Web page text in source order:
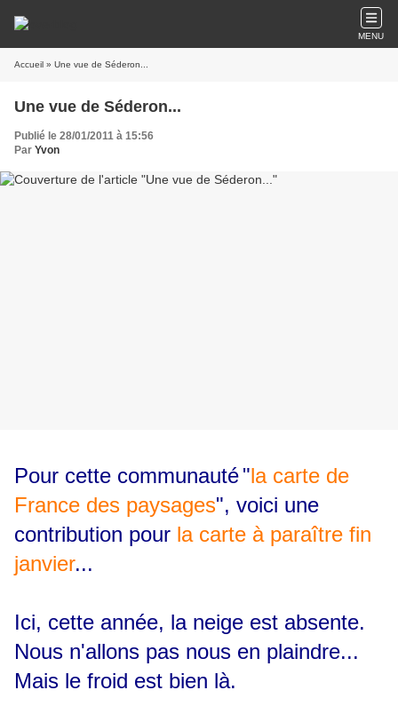
MENU
Accueil » Une vue de Séderon...
Une vue de Séderon...
Publié le 28/01/2011 à 15:56
Par Yvon
Pour cette communauté"la carte de
France des paysages", voici une
contribution pour la carte à paraître fin
janvier...
Ici, cette année, la neige est absente.
Nous n'allons pas nous en plaindre...
Mais le froid est bien là.